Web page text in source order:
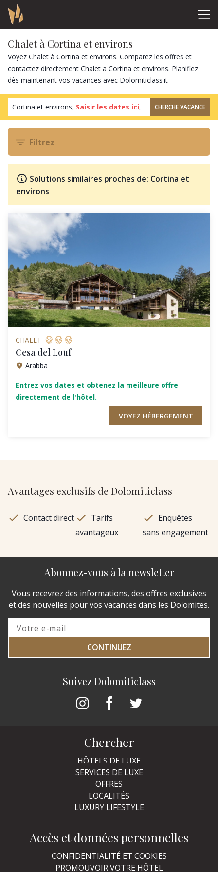
Chalet à Cortina et environs
Voyez Chalet à Cortina et environs. Comparez les offres et
contactez directement Chalet a Cortina et environs. Planifiez
dès maintenant vos vacances avec Dolomiticlass.it
Cortina et environs, Saisir les dates ici, 2 clients,1 chambre
CHERCHE VACANCE
Filtrez
Solutions similaires proches de: Cortina et
environs
CHALET
Cesa del Louf
Arabba
Entrez vos dates et obtenez la meilleure offre
directement de l'hôtel.
VOYEZ HÉBERGEMENT
Avantages exclusifs de Dolomiticlass
Contact direct
Tarifs
avantageux
Enquêtes
sans engagement
Suivez Dolomiticlass
Abonnez-vous à la newsletter
Vous recevrez des informations, des offres exclusives
et des nouvelles pour vos vacances dans les Dolomites.
CONTINUEZ
Chercher
HÔTELS DE LUXE
SERVICES DE LUXE
OFFRES
LOCALITÉS
LUXURY LIFESTYLE
Accès et données personnelles
CONFIDENTIALITÉ ET COOKIES
PROMOUVOIR VOTRE HÔTEL